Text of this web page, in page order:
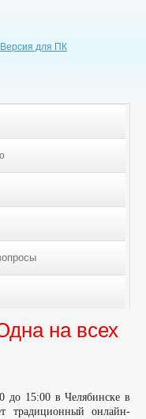
Версия для ПК
на всех
до 15:00 в Челябинске в
традиционный онлайн-